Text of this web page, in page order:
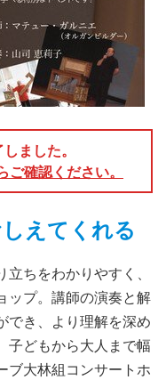
ました。
確認ください。
えてくれる
ちをわかりやすく、
ップ。講師の演奏と解
でき、より理解を深め
子どもから大人まで幅
ブ大林組コンサートホ